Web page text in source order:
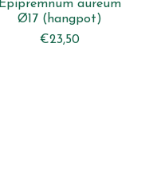
Epipremnum aureum
Ø17 (hangpot)
€23,50